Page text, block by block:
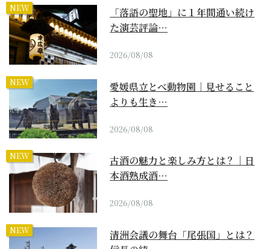
NEW
「落語の聖地」に１年間通い続け
た演芸評論…
2026/08/08
NEW
愛媛県立とべ動物園｜見せること
よりも生き…
2026/08/08
NEW
古酒の魅力と楽しみ方とは？｜日
本酒熟成酒…
2026/08/08
NEW
清洲会議の舞台「尾張国」とは？